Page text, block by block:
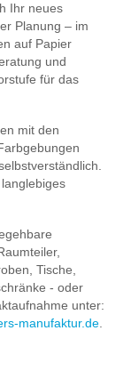
Ihr neues
Planung – im
auf Papier
und
für das
mit den
Tische,
- oder
unter:
manufaktur.de.